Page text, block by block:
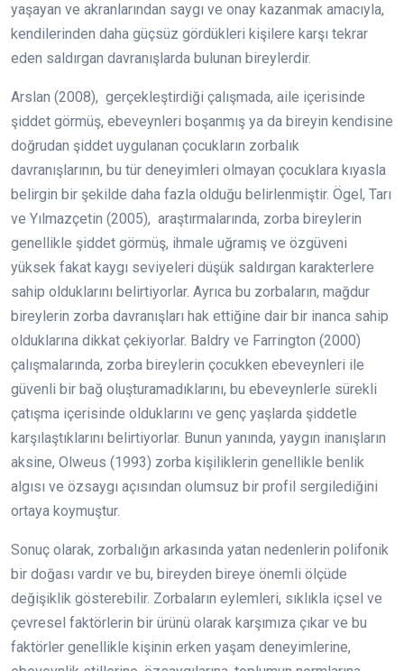
yaşayan ve akranlarından saygı ve onay kazanmak amacıyla,
kendilerinden daha güçsüz gördükleri kişilere karşı tekrar
eden saldırgan davranışlarda bulunan bireylerdir.
Arslan (2008), gerçekleştirdiği çalışmada, aile içerisinde
şiddet görmüş, ebeveynleri boşanmış ya da bireyin kendisine
doğrudan şiddet uygulanan çocukların zorbalık
davranışlarının, bu tür deneyimleri olmayan çocuklara kıyasla
belirgin bir şekilde daha fazla olduğu belirlenmiştir. Ögel, Tarı
ve Yılmazçetin (2005), araştırmalarında, zorba bireylerin
genellikle şiddet görmüş, ihmale uğramış ve özgüveni
yüksek fakat kaygı seviyeleri düşük saldırgan karakterlere
sahip olduklarını belirtiyorlar. Ayrıca bu zorbaların, mağdur
bireylerin zorba davranışları hak ettiğine dair bir inanca sahip
olduklarına dikkat çekiyorlar. Baldry ve Farrington (2000)
çalışmalarında, zorba bireylerin çocukken ebeveynleri ile
güvenli bir bağ oluşturamadıklarını, bu ebeveynlerle sürekli
çatışma içerisinde olduklarını ve genç yaşlarda şiddetle
karşılaştıklarını belirtiyorlar. Bunun yanında, yaygın inanışların
aksine, Olweus (1993) zorba kişiliklerin genellikle benlik
algısı ve özsaygı açısından olumsuz bir profil sergilediğini
ortaya koymuştur.
Sonuç olarak, zorbalığın arkasında yatan nedenlerin polifonik
bir doğası vardır ve bu, bireyden bireye önemli ölçüde
değişiklik gösterebilir. Zorbaların eylemleri, sıklıkla içsel ve
çevresel faktörlerin bir ürünü olarak karşımıza çıkar ve bu
faktörler genellikle kişinin erken yaşam deneyimlerine,